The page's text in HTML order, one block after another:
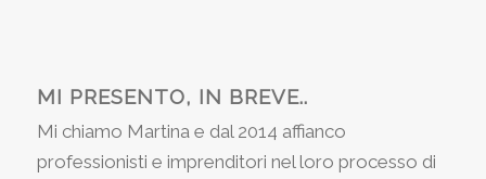
MI PRESENTO, IN BREVE..
Mi chiamo Martina e dal 2014 affianco
professionisti e imprenditori nel loro processo di